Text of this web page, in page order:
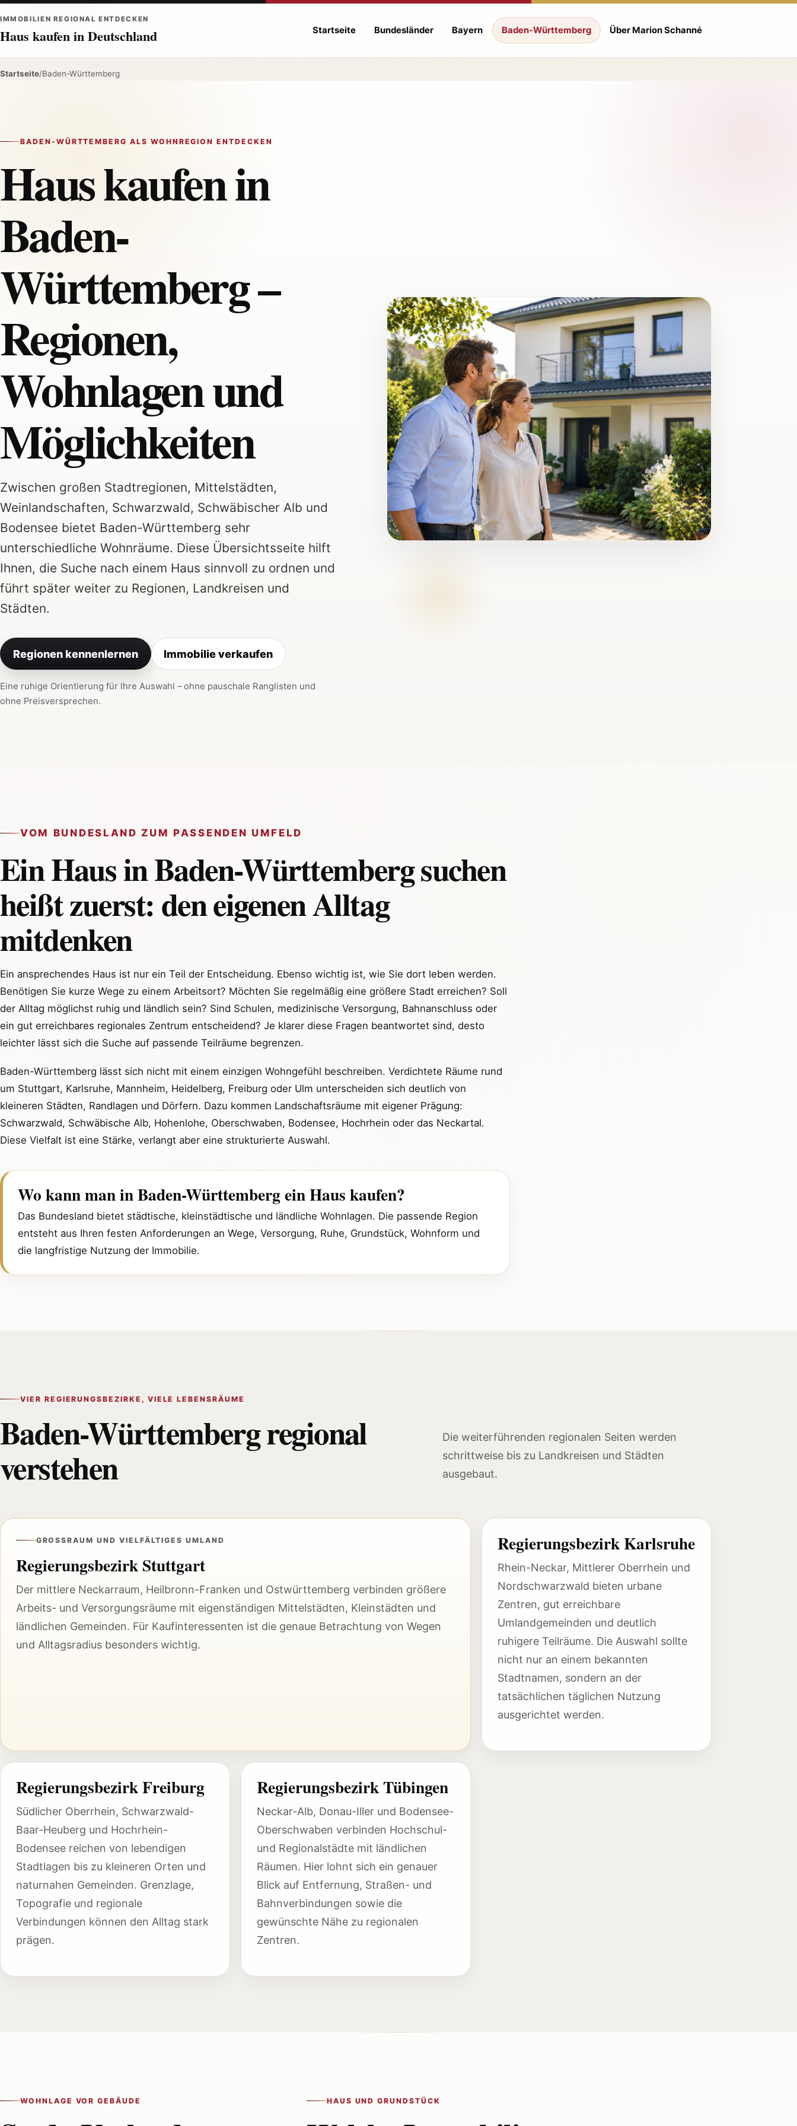
IMMOBILIEN REGIONAL ENTDECKEN
Haus kaufen in Deutschland Startseite Bundesländer Bayern Baden-Württemberg Über Marion Schanné
Startseite/Baden-Württemberg
BADEN-WÜRTTEMBERG ALS WOHNREGION ENTDECKEN
Haus kaufen in
Baden-
Württemberg –
Regionen,
Wohnlagen und
Möglichkeiten
Zwischen großen Stadtregionen, Mittelstädten,
Weinlandschaften, Schwarzwald, Schwäbischer Alb und
Bodensee bietet Baden-Württemberg sehr
unterschiedliche Wohnräume. Diese Übersichtsseite hilft
Ihnen, die Suche nach einem Haus sinnvoll zu ordnen und
führt später weiter zu Regionen, Landkreisen und
Städten.
Regionen kennenlernen Immobilie verkaufen
Eine ruhige Orientierung für Ihre Auswahl – ohne pauschale Ranglisten und
ohne Preisversprechen.
VOM BUNDESLAND ZUM PASSENDEN UMFELD
Ein Haus in Baden-Württemberg suchen
heißt zuerst: den eigenen Alltag
mitdenken
Ein ansprechendes Haus ist nur ein Teil der Entscheidung. Ebenso wichtig ist, wie Sie dort leben werden.
Benötigen Sie kurze Wege zu einem Arbeitsort? Möchten Sie regelmäßig eine größere Stadt erreichen? Soll
der Alltag möglichst ruhig und ländlich sein? Sind Schulen, medizinische Versorgung, Bahnanschluss oder
ein gut erreichbares regionales Zentrum entscheidend? Je klarer diese Fragen beantwortet sind, desto
leichter lässt sich die Suche auf passende Teilräume begrenzen.
Baden-Württemberg lässt sich nicht mit einem einzigen Wohngefühl beschreiben. Verdichtete Räume rund
um Stuttgart, Karlsruhe, Mannheim, Heidelberg, Freiburg oder Ulm unterscheiden sich deutlich von
kleineren Städten, Randlagen und Dörfern. Dazu kommen Landschaftsräume mit eigener Prägung:
Schwarzwald, Schwäbische Alb, Hohenlohe, Oberschwaben, Bodensee, Hochrhein oder das Neckartal.
Diese Vielfalt ist eine Stärke, verlangt aber eine strukturierte Auswahl.
Wo kann man in Baden-Württemberg ein Haus kaufen?
Das Bundesland bietet städtische, kleinstädtische und ländliche Wohnlagen. Die passende Region
entsteht aus Ihren festen Anforderungen an Wege, Versorgung, Ruhe, Grundstück, Wohnform und
die langfristige Nutzung der Immobilie.
VIER REGIERUNGSBEZIRKE, VIELE LEBENSRÄUME
Baden-Württemberg regional
verstehen
Die weiterführenden regionalen Seiten werden
schrittweise bis zu Landkreisen und Städten
ausgebaut.
GROSSRAUM UND VIELFÄLTIGES UMLAND
Regierungsbezirk Stuttgart
Der mittlere Neckarraum, Heilbronn-Franken und Ostwürttemberg verbinden größere
Arbeits- und Versorgungsräume mit eigenständigen Mittelstädten, Kleinstädten und
ländlichen Gemeinden. Für Kaufinteressenten ist die genaue Betrachtung von Wegen
und Alltagsradius besonders wichtig.
Regierungsbezirk Karlsruhe
Rhein-Neckar, Mittlerer Oberrhein und
Nordschwarzwald bieten urbane
Zentren, gut erreichbare
Umlandgemeinden und deutlich
ruhigere Teilräume. Die Auswahl sollte
nicht nur an einem bekannten
Stadtnamen, sondern an der
tatsächlichen täglichen Nutzung
ausgerichtet werden.
Regierungsbezirk Freiburg
Südlicher Oberrhein, Schwarzwald-
Baar-Heuberg und Hochrhein-
Bodensee reichen von lebendigen
Stadtlagen bis zu kleineren Orten und
naturnahen Gemeinden. Grenzlage,
Topografie und regionale
Verbindungen können den Alltag stark
prägen.
Regierungsbezirk Tübingen
Neckar-Alb, Donau-Iller und Bodensee-
Oberschwaben verbinden Hochschul-
und Regionalstädte mit ländlichen
Räumen. Hier lohnt sich ein genauer
Blick auf Entfernung, Straßen- und
Bahnverbindungen sowie die
gewünschte Nähe zu regionalen
Zentren.
WOHNLAGE VOR GEBÄUDE HAUS UND GRUNDSTÜCK